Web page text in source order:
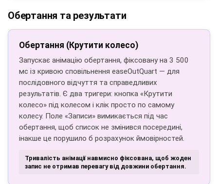
Обертання та результати
Обертання (Крутити колесо)
Запускає анімацію обертання, фіксовану на 3 500
мс із кривою сповільнення easeOutQuart — для
послідовного відчуття та справедливих
результатів. Є два тригери: кнопка «Крутити
колесо» під колесом і клік просто по самому
колесу. Поле «Записи» вимикається під час
обертання, щоб список не змінився посередині,
інакше це порушило б розрахунок ймовірностей.
Тривалість анімації навмисно фіксована, щоб жоден
запис не отримав перевагу від довжини обертання.